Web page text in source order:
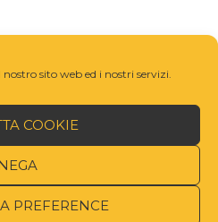
sito web ed i nostri servizi.
COOKIE
PREFERENCE